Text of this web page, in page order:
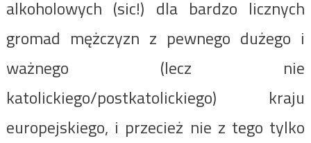
alkoholowych (sic!) dla bardzo licznych
gromad mężczyzn z pewnego dużego i
ważnego (lecz nie
katolickiego/postkatolickiego) kraju
europejskiego, i przecież nie z tego tylko